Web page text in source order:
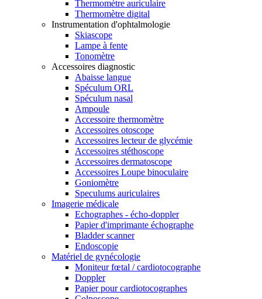
Thermomètre auriculaire
Thermomètre digital
Instrumentation d'ophtalmologie
Skiascope
Lampe à fente
Tonomètre
Accessoires diagnostic
Abaisse langue
Spéculum ORL
Spéculum nasal
Ampoule
Accessoire thermomètre
Accessoires otoscope
Accessoires lecteur de glycémie
Accessoires stéthoscope
Accessoires dermatoscope
Accessoires Loupe binoculaire
Goniomètre
Speculums auriculaires
Imagerie médicale
Echographes - écho-doppler
Papier d'imprimante échographe
Bladder scanner
Endoscopie
Matériel de gynécologie
Moniteur fœtal / cardiotocographe
Doppler
Papier pour cardiotocographes